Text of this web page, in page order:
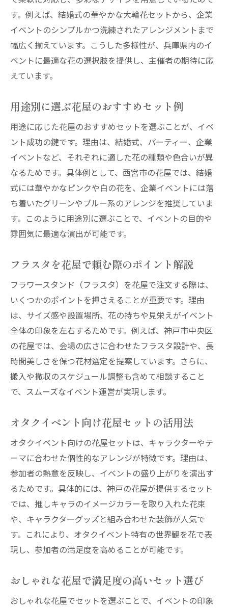
す。例えば、結婚式の華やかな大輪花セットから、企業
イベントのシンプルかつ洗練されたアレンジメントまで
幅広く揃えています。こうした多様性が、兵庫県内のイ
ベントに最適な花の選択肢を提供し、主催者の期待に応
えています。
用途別に選ぶ花屋のおすすめセット例
用途に応じた花屋のおすすめセットを選ぶことが、イベ
ント成功の鍵です。理由は、結婚式、パーティー、企業
イベントなど、それぞれに適した花の種類や色合いが異
なるためです。具体例として、西宮市の花屋では、結婚
式には華やかなピンクや白の花を、企業イベントには落
ち着いたグリーンやブルー系のアレンジを推奨していま
す。このように用途別に選ぶことで、イベントの目的や
雰囲気に最適な演出が可能です。
フラスタを花屋で頼む際のポイント解説
フラワースタンド（フラスタ）を花屋で注文する際は、
いくつかのポイントを押さえることが重要です。理由
は、サイズ感や設置場所、花の持ちや見栄えがイベント
全体の印象を左右するためです。例えば、神戸市中央区
の花屋では、会場の広さに合わせたフラスタ設計や、長
時間美しさを保つ花材選定を提案しています。さらに、
搬入や撤収のスケジュール調整も含めて相談すること
で、スムーズなイベント運営が実現します。
オタクイベント向け花屋セットの活用法
オタクイベント向けの花屋セットは、キャラクターやテ
ーマに合わせた個性的なアレンジが特徴です。理由は、
参加者の熱意を反映し、イベントの盛り上がりを演出す
るためです。具体的には、神戸の花屋が提供するセット
では、推しキャラのイメージカラーを取り入れた花束
や、キャラクターグッズと組み合わせた装飾が人気で
す。これにより、オタクイベント特有の世界観を花で表
現し、参加者の満足度を高めることが可能です。
おしゃれな花屋で満足度の高いセット選び
おしゃれな花屋でセットを選ぶことで、イベントの印象